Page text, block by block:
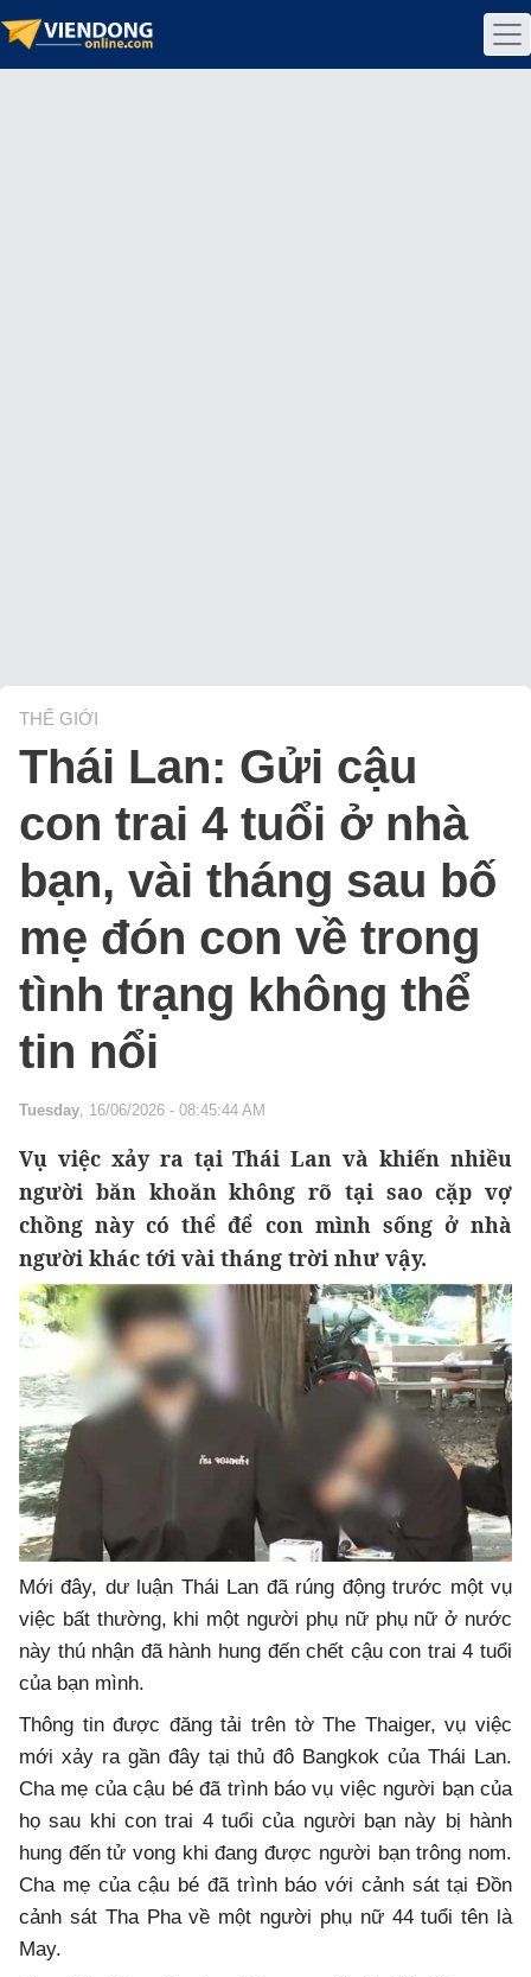
THẾ GIỚI
Thái Lan: Gửi cậu
con trai 4 tuổi ở nhà
bạn, vài tháng sau bố
mẹ đón con về trong
tình trạng không thể
tin nổi
Tuesday, 16/06/2026 - 08:45:44 AM
Vụ việc xảy ra tại Thái Lan và khiến nhiều
người băn khoăn không rõ tại sao cặp vợ
chồng này có thể để con mình sống ở nhà
người khác tới vài tháng trời như vậy.
Mới đây, dư luận Thái Lan đã rúng động trước một vụ
việc bất thường, khi một người phụ nữ phụ nữ ở nước
này thú nhận đã hành hung đến chết cậu con trai 4 tuổi
của bạn mình.
Thông tin được đăng tải trên tờ The Thaiger, vụ việc
mới xảy ra gần đây tại thủ đô Bangkok của Thái Lan.
Cha mẹ của cậu bé đã trình báo vụ việc người bạn của
họ sau khi con trai 4 tuổi của người bạn này bị hành
hung đến tử vong khi đang được người bạn trông nom.
Cha mẹ của cậu bé đã trình báo với cảnh sát tại Đồn
cảnh sát Tha Pha về một người phụ nữ 44 tuổi tên là
May.